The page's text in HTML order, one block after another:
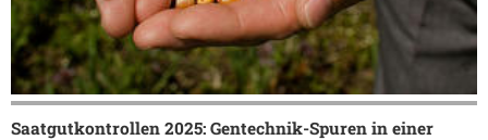
Saatgutkontrollen 2025: Gentechnik-Spuren in einer